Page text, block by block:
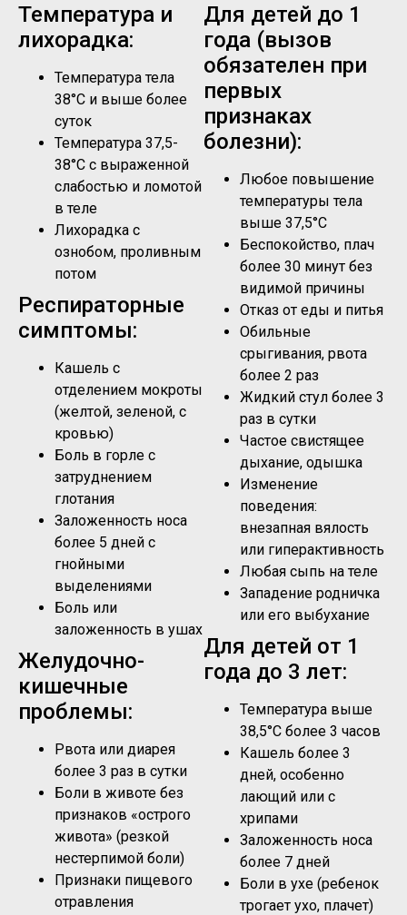
Температура и
лихорадка:
Температура тела
38°C и выше более
суток
Температура 37,5-
38°C с выраженной
слабостью и ломотой
в теле
Лихорадка с
ознобом, проливным
потом
Респираторные
симптомы:
Кашель с
отделением мокроты
(желтой, зеленой, с
кровью)
Боль в горле с
затруднением
глотания
Заложенность носа
более 5 дней с
гнойными
выделениями
Боль или
заложенность в ушах
Желудочно-
кишечные
проблемы:
Рвота или диарея
более 3 раз в сутки
Боли в животе без
признаков «острого
живота» (резкой
нестерпимой боли)
Признаки пищевого
отравления
Для детей до 1
года (вызов
обязателен при
первых
признаках
болезни):
Любое повышение
температуры тела
выше 37,5°C
Беспокойство, плач
более 30 минут без
видимой причины
Отказ от еды и питья
Обильные
срыгивания, рвота
более 2 раз
Жидкий стул более 3
раз в сутки
Частое свистящее
дыхание, одышка
Изменение
поведения:
внезапная вялость
или гиперактивность
Любая сыпь на теле
Западение родничка
или его выбухание
Для детей от 1
года до 3 лет:
Температура выше
38,5°C более 3 часов
Кашель более 3
дней, особенно
лающий или с
хрипами
Заложенность носа
более 7 дней
Боли в ухе (ребенок
трогает ухо, плачет)